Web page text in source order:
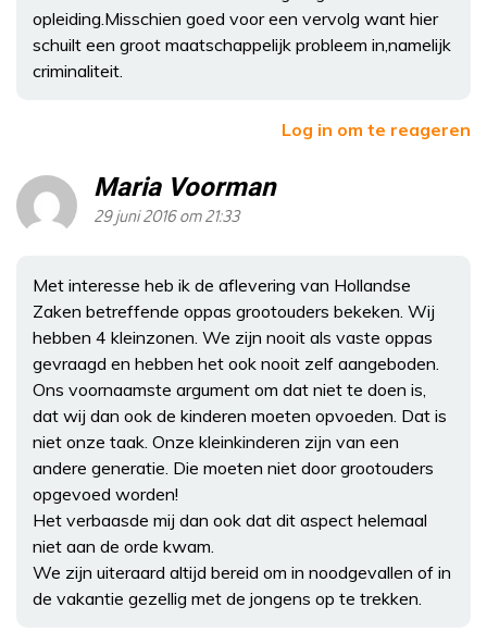
opleiding.Misschien goed voor een vervolg want hier
schuilt een groot maatschappelijk probleem in,namelijk
criminaliteit.
Log in om te reageren
Maria Voorman
29 juni 2016 om 21:33
Met interesse heb ik de aflevering van Hollandse
Zaken betreffende oppas grootouders bekeken. Wij
hebben 4 kleinzonen. We zijn nooit als vaste oppas
gevraagd en hebben het ook nooit zelf aangeboden.
Ons voornaamste argument om dat niet te doen is,
dat wij dan ook de kinderen moeten opvoeden. Dat is
niet onze taak. Onze kleinkinderen zijn van een
andere generatie. Die moeten niet door grootouders
opgevoed worden!
Het verbaasde mij dan ook dat dit aspect helemaal
niet aan de orde kwam.
We zijn uiteraard altijd bereid om in noodgevallen of in
de vakantie gezellig met de jongens op te trekken.